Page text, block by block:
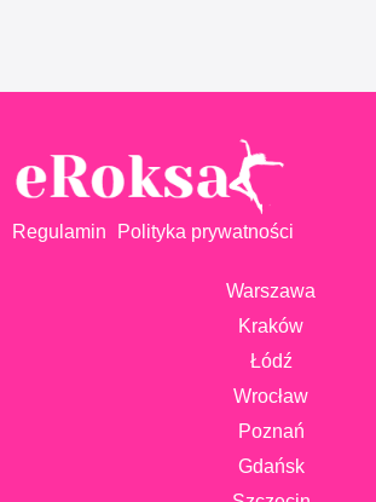
Regulamin Polityka prywatności
Warszawa
Kraków
Łódź
Wrocław
Poznań
Gdańsk